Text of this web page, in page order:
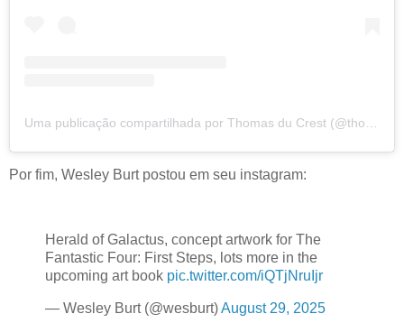
Uma publicação compartilhada por Thomas du Crest (@thomasducrest)
Por fim, Wesley Burt postou em seu instagram:
Herald of Galactus, concept artwork for The
Fantastic Four: First Steps, lots more in the
upcoming art book pic.twitter.com/iQTjNruIjr
— Wesley Burt (@wesburt)August 29, 2025